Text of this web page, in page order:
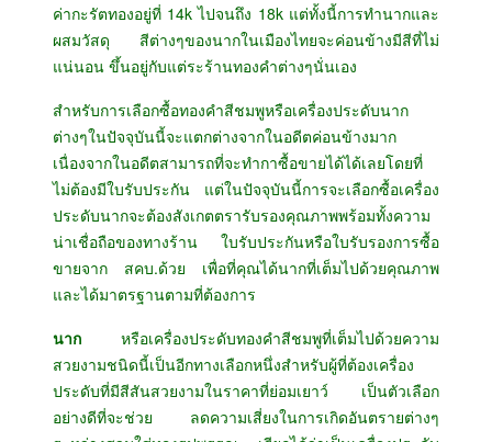
ค่ากะรัตทองอยู่ที่ 14k ไปจนถึง 18k แต่ทั้งนี้การทำนากและ
ผสมวัสดุ สีต่างๆของนากในเมืองไทยจะค่อนข้างมีสีที่ไม่
แน่นอน ขึ้นอยู่กับแต่ระร้านทองคำต่างๆนั่นเอง
สำหรับการเลือกซื้อทองคำสีชมพูหรือเครื่องประดับนาก
ต่างๆในปัจจุบันนี้จะแตกต่างจากในอดีตค่อนข้างมาก
เนื่องจากในอดีตสามารถที่จะทำกาซื้อขายได้ได้เลยโดยที่
ไม่ต้องมีใบรับประกัน แต่ในปัจจุบันนี้การจะเลือกซื้อเครื่อง
ประดับนากจะต้องสังเกตตรารับรองคุณภาพพร้อมทั้งความ
น่าเชื่อถือของทางร้าน ใบรับประกันหรือใบรับรองการซื้อ
ขายจาก สคบ.ด้วย เพื่อที่คุณได้นากที่เต็มไปด้วยคุณภาพ
และได้มาตรฐานตามที่ต้องการ
นากหรือเครื่องประดับทองคำสีชมพูที่เต็มไปด้วยความ
สวยงามชนิดนี้เป็นอีกทางเลือกหนึ่งสำหรับผู้ที่ต้องเครื่อง
ประดับที่มีสีสันสวยงามในราคาที่ย่อมเยาว์ เป็นตัวเลือก
อย่างดีที่จะช่วย ลดความเสี่ยงในการเกิดอันตรายต่างๆ